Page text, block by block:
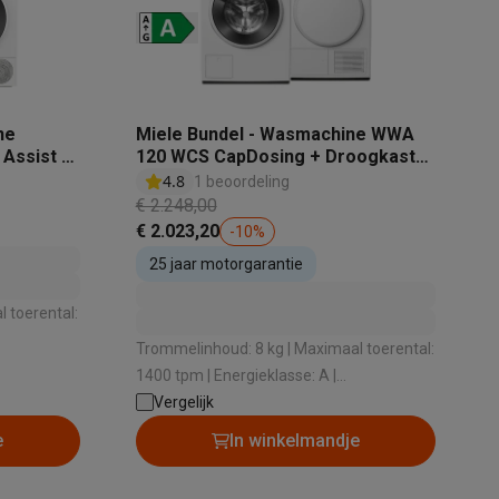
Assist 9
toerental:
Miele Bundel - Wasmachine WWA
120 WCS CapDosing + Droogkast
TWA 520 WP EcoSpeed
4.8 1 beoordeling
€ 2.248,00
€ 2.023,20
-10%
25 jaar motorgarantie
Trommelinhoud: 8 kg | Maximaal toerental:
1400 tpm | Energieklasse: A |
Geluidsniveau bij het zwieren: 72 dB |
Dosering wasmiddel: Doseeradvies
Vergelijk
In winkelmandje